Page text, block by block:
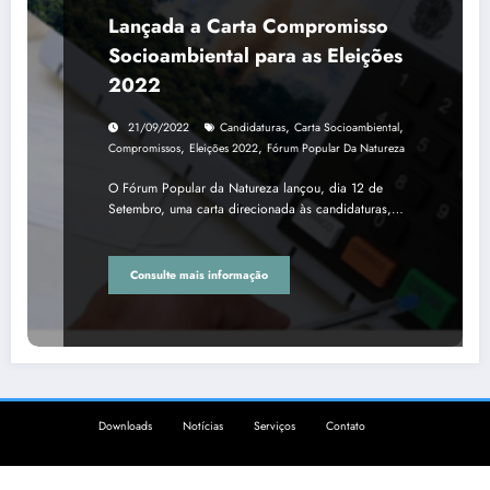
Lançada a Carta Compromisso
Socioambiental para as Eleições
2022
21/09/2022 Candidaturas, Carta Socioambiental,
Compromissos, Eleições 2022, Fórum Popular Da Natureza
O Fórum Popular da Natureza lançou, dia 12 de
Setembro, uma carta direcionada às candidaturas,…
Consulte mais informação
Downloads Notícias Serviços Contato